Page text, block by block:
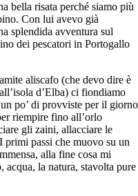
bella risata perché siamo più
Con lui avevo già
splendida avventura sul
dei pescatori in Portogallo
aliscafo (che devo dire è
d’Elba) ci fiondiamo
po’ di provviste per il giorno
riempire fino all’orlo
gli zaini, allacciare le
primi passi che muovo su un
alla fine cosa mi
acqua, la natura, stavolta pure